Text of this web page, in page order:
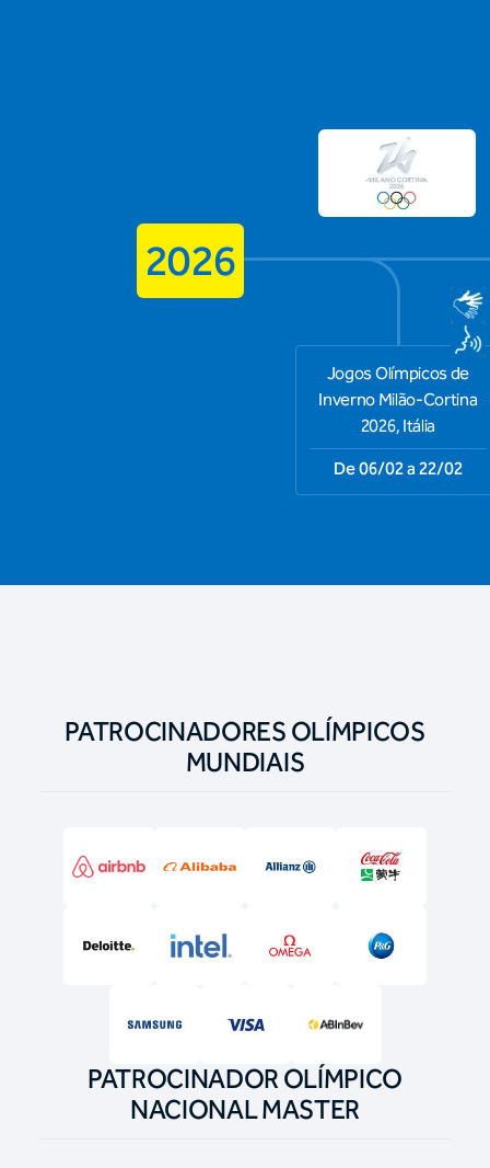
2026
Jogos Olímpicos de
Inverno Milão-Cortina
2026, Itália
De 06/02 a 22/02
PATROCINADORES OLÍMPICOS
MUNDIAIS
PATROCINADOR OLÍMPICO
NACIONAL MASTER